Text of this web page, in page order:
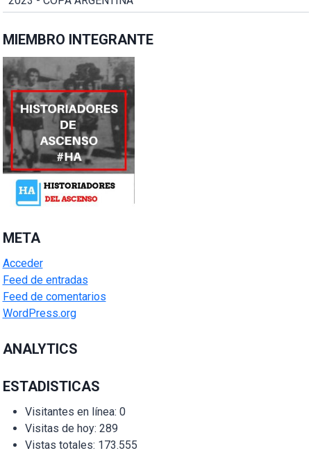
MIEMBRO INTEGRANTE
META
Acceder
Feed de entradas
Feed de comentarios
WordPress.org
ANALYTICS
ESTADISTICAS
Visitantes en línea: 0
Visitas de hoy: 289
Vistas totales: 173.555